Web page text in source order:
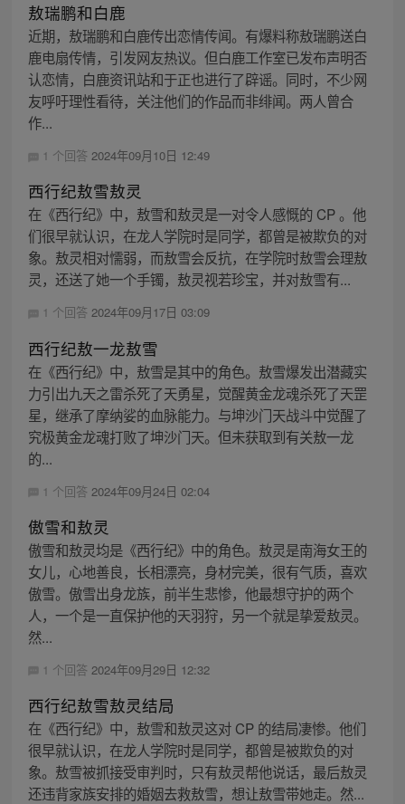
敖瑞鹏和白鹿
近期，敖瑞鹏和白鹿传出恋情传闻。有爆料称敖瑞鹏送白
鹿电扇传情，引发网友热议。但白鹿工作室已发布声明否
认恋情，白鹿资讯站和于正也进行了辟谣。同时，不少网
友呼吁理性看待，关注他们的作品而非绯闻。两人曾合
作...
1 个回答 2024年09月10日 12:49
西行纪敖雪敖灵
在《西行纪》中，敖雪和敖灵是一对令人感慨的 CP 。他
们很早就认识，在龙人学院时是同学，都曾是被欺负的对
象。敖灵相对懦弱，而敖雪会反抗，在学院时敖雪会理敖
灵，还送了她一个手镯，敖灵视若珍宝，并对敖雪有...
1 个回答 2024年09月17日 03:09
西行纪敖一龙敖雪
在《西行纪》中，敖雪是其中的角色。敖雪爆发出潜藏实
力引出九天之雷杀死了天勇星，觉醒黄金龙魂杀死了天罡
星，继承了摩纳娑的血脉能力。与坤沙门天战斗中觉醒了
究极黄金龙魂打败了坤沙门天。但未获取到有关敖一龙
的...
1 个回答 2024年09月24日 02:04
傲雪和敖灵
傲雪和敖灵均是《西行纪》中的角色。敖灵是南海女王的
女儿，心地善良，长相漂亮，身材完美，很有气质，喜欢
傲雪。傲雪出身龙族，前半生悲惨，他最想守护的两个
人，一个是一直保护他的天羽狩，另一个就是挚爱敖灵。
然...
1 个回答 2024年09月29日 12:32
西行纪敖雪敖灵结局
在《西行纪》中，敖雪和敖灵这对 CP 的结局凄惨。他们
很早就认识，在龙人学院时是同学，都曾是被欺负的对
象。敖雪被抓接受审判时，只有敖灵帮他说话，最后敖灵
还违背家族安排的婚姻去救敖雪，想让敖雪带她走。然...